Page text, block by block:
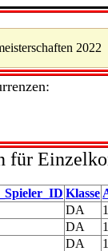
2022
für
Klasse
DA
DA
DA